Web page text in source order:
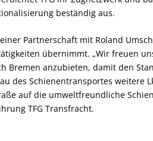
beständig aus.
Partnerschaft mit Roland
übernimmt. „Wir freuen
Bremen anzubieten, damit den
des Schienentransportes weitere
auf die umweltfreundliche
TFG Transfracht.